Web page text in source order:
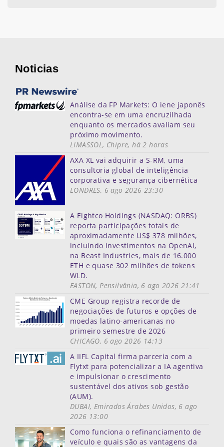
Noticias
Análise da FP Markets: O iene japonês
encontra-se em uma encruzilhada
enquanto os mercados avaliam seu
próximo movimento.
LIMASSOL, Chipre, há 2 horas
AXA XL vai adquirir a S-RM, uma
consultoria global de inteligência
corporativa e segurança cibernética
LONDRES, 6 ago 2026 23:30
A Eightco Holdings (NASDAQ: ORBS)
reporta participações totais de
aproximadamente US$ 378 milhões,
incluindo investimentos na OpenAI,
na Beast Industries, mais de 16.000
ETH e quase 302 milhões de tokens
WLD.
EASTON, Pensilvânia, 6 ago 2026 21:41
CME Group registra recorde de
negociações de futuros e opções de
moedas latino-americanas no
primeiro semestre de 2026
CHICAGO, 6 ago 2026 14:13
A IIFL Capital firma parceria com a
Flytxt para potencializar a IA agentiva
e impulsionar o crescimento
sustentável dos ativos sob gestão
(AUM).
DUBAI, Emirados Árabes Unidos, 6 ago
2026 13:00
Como funciona o refinanciamento de
veículo e quais são as vantagens da